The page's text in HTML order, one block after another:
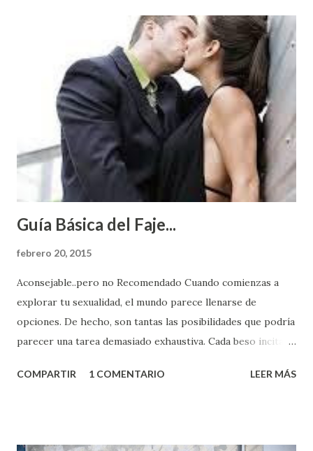
Guía Básica del Faje...
febrero 20, 2015
Aconsejable..pero no Recomendado Cuando comienzas a
explorar tu sexualidad, el mundo parece llenarse de
opciones. De hecho, son tantas las posibilidades que podría
parecer una tarea demasiado exhaustiva. Cada beso incita
partes de ti que jamás hubieras imaginado. El problema es
COMPARTIR 1 COMENTARIO LEER MÁS